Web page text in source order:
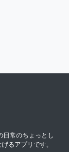
日常のちょっとし
るアプリです。